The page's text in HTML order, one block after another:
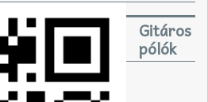
Gitáros
pólók